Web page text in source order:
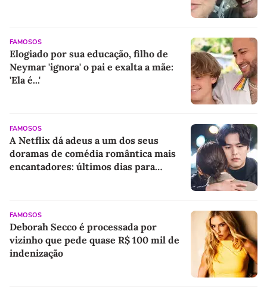
FAMOSOS
Elogiado por sua educação, filho de
Neymar 'ignora' o pai e exalta a mãe:
'Ela é...'
FAMOSOS
A Netflix dá adeus a um dos seus
doramas de comédia romântica mais
encantadores: últimos dias para
FAMOSOS
Deborah Secco é processada por
vizinho que pede quase R$ 100 mil de
indenização